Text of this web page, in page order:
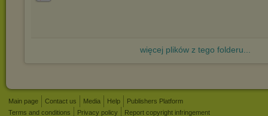
więcej plików z tego folderu...
Main page Contact us Media Help
Publishers Platform
Terms and conditions
Privacy policy Report copyright infringement